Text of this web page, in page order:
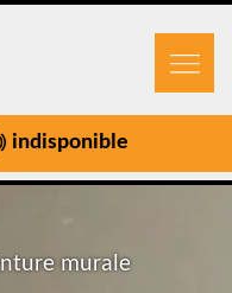
indisponible
murale